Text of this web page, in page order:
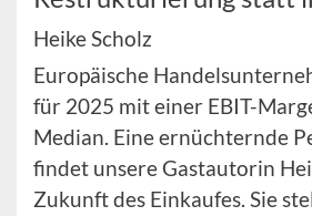
Heike Scholz
Europäische
für 2025 mit einer EBIT-
Median. Eine ernüchternde
findet unsere Gastautorin
Zukunft des Einkaufes. Sie